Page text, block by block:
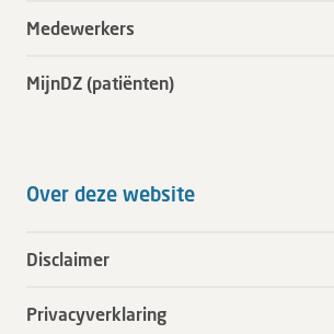
Medewerkers
MijnDZ (patiënten)
Over deze website
Disclaimer
Privacyverklaring